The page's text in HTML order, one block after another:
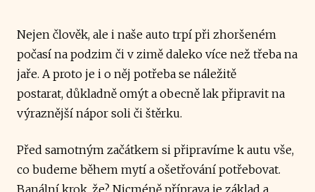
Nejen člověk, ale i naše auto trpí při zhoršeném
počasí na podzim či v zimě daleko více než třeba na
jaře. A proto je i o něj potřeba se náležitě
postarat, důkladně omýt a obecně lak připravit na
výraznější nápor soli či štěrku.
Před samotným začátkem si připravíme k autu vše,
co budeme během mytí a ošetřování potřebovat.
Banální krok, že? Nicméně příprava je základ a